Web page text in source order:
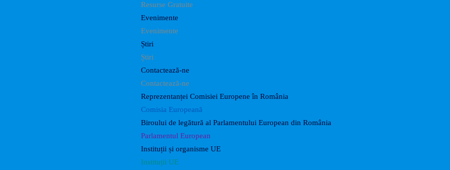
Resurse Gratuite
Evenimente
Evenimente
Știri
Știri
Contactează-ne
Contactează-ne
Reprezentanței Comisiei Europene în România
Comisia Europeană
Biroului de legătură al Parlamentului European din România
Parlamentul European
Instituții și organisme UE
Instituții UE